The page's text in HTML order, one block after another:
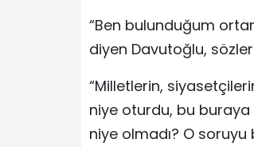
“Ben bulunduğum
diyen Davutoğlu,
“Milletlerin,
niye oturdu, bu buraya
niye olmadı? O